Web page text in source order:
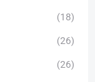
(18)
(26)
(26)